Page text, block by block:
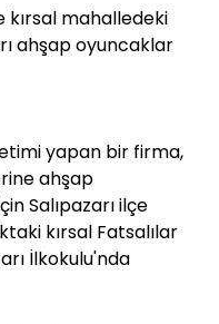
kırsal mahalledeki
ahşap oyuncaklar
yapan bir firma,
ahşap
Salıpazarı ilçe
kırsal Fatsalılar
İlkokulu'nda